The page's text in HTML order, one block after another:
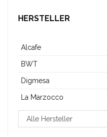
HERSTELLER
Alcafe
BWT
Digmesa
La Marzocco